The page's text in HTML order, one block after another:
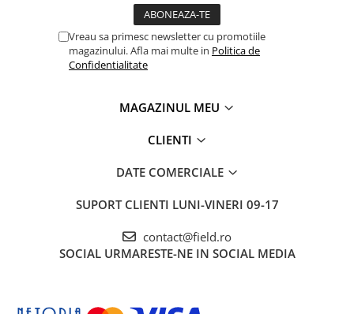
Vreau sa primesc newsletter cu promotiile
magazinului. Afla mai multe in Politica de
Confidentialitate
MAGAZINUL MEU
CLIENTI
DATE COMERCIALE
SUPORT CLIENTI LUNI-VINERI 09-17
contact@field.ro
SOCIAL URMARESTE-NE IN SOCIAL MEDIA